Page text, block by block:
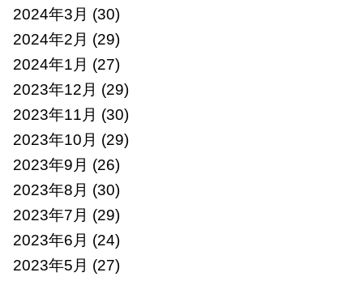
2024年3月 (30)
2024年2月 (29)
2024年1月 (27)
2023年12月 (29)
2023年11月 (30)
2023年10月 (29)
2023年9月 (26)
2023年8月 (30)
2023年7月 (29)
2023年6月 (24)
2023年5月 (27)